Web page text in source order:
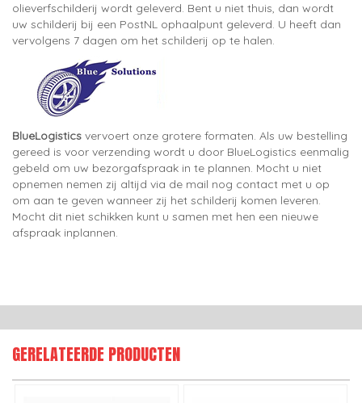
olieverfschilderij wordt geleverd. Bent u niet thuis, dan wordt
uw schilderij bij een PostNL ophaalpunt geleverd. U heeft dan
vervolgens 7 dagen om het schilderij op te halen.
BlueLogistics vervoert onze grotere formaten. Als uw bestelling
gereed is voor verzending wordt u door BlueLogistics eenmalig
gebeld om uw bezorgafspraak in te plannen. Mocht u niet
opnemen nemen zij altijd via de mail nog contact met u op
om aan te geven wanneer zij het schilderij komen leveren.
Mocht dit niet schikken kunt u samen met hen een nieuwe
afspraak inplannen.
GERELATEERDE PRODUCTEN